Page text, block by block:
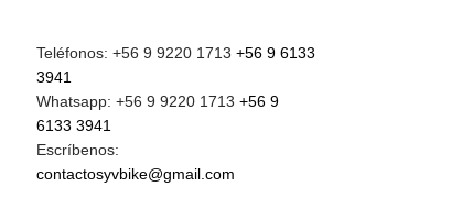
Teléfonos: +56 9 9220 1713+56 9 6133
3941
Whatsapp: +56 9 9220 1713+56 9
6133 3941
Escríbenos:
contactosyvbike@gmail.com